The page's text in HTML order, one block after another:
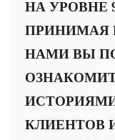
НА УРОВНЕ
ПРИНИМАЯ
НАМИ ВЫ
КЛИЕНТОВ